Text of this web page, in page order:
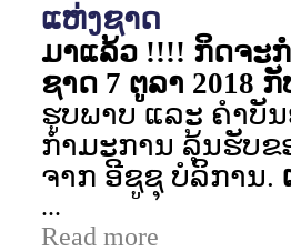
ແຫ່ງຊາດ
ມາ​ແລ້ວ !!!! ກິດຈະ​
ຊາດ 7 ຕູ​ລາ 2018
ຮູບ​ພາບ​ ​ແລະ ຄຳ​ບັ
ກຳມະການ ລຸ້ນຮັບ​ຂ
ຈາກ ອີ​ຊູ​ຊຸ ບໍລິການ.
...
Read more